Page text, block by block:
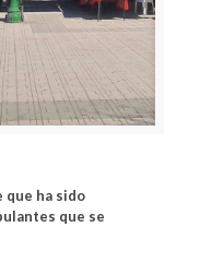
que ha sido
que se